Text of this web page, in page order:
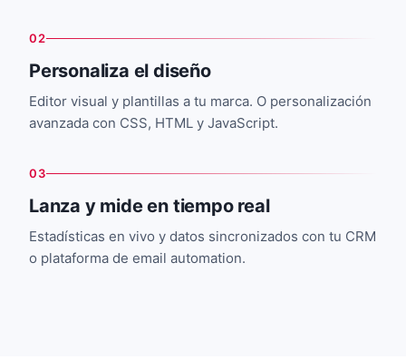
02
Personaliza el diseño
Editor visual y plantillas a tu marca. O personalización
avanzada con CSS, HTML y JavaScript.
03
Lanza y mide en tiempo real
Estadísticas en vivo y datos sincronizados con tu CRM
o plataforma de email automation.